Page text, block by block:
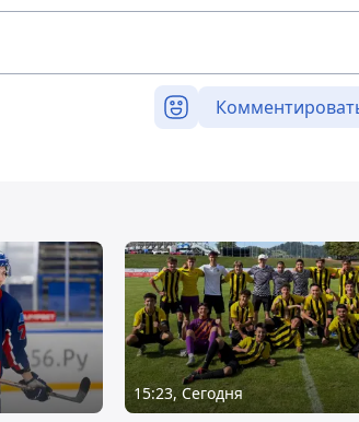
15:23, Сегодня